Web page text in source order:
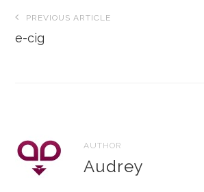
de
PREVIOUS ARTICLE
e-cig
AUTHOR
Audrey